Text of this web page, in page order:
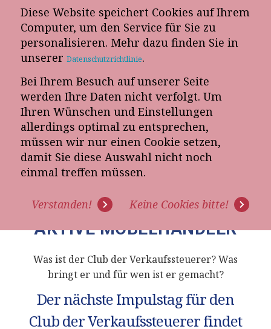
Diese Website speichert Cookies auf Ihrem
Computer, um den Service für Sie zu
personalisieren. Mehr dazu finden Sie in
unserer Datenschutzrichtlinie.
Bei Ihrem Besuch auf unserer Seite
werden Ihre Daten nicht verfolgt. Um
Ihren Wünschen und Einstellungen
allerdings optimal zu entsprechen,
müssen wir nur einen Cookie setzen,
damit Sie diese Auswahl nicht noch
einmal treffen müssen.
Verstanden! Keine Cookies bitte!
„Vereinbaren Sie einen Termin für eine
kostenfreie Verkaufspotenzialanalyse!“
Analysieren Sie mit uns unverbindlich, welches Potenzial für
mehr Umsatz in Ihrem Möbelhaus liegt.
IMPULSTAG FÜR DEN
VERKAUFSSTEUERER FÜR
AKTIVE MÖBELHÄNDLER
Was ist der Club der Verkaufssteuerer? Was
bringt er und für wen ist er gemacht?
Der nächste Impulstag für den
Club der Verkaufssteuerer findet